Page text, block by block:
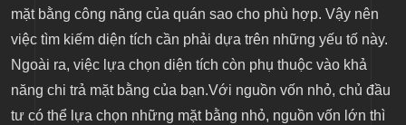
mặt bằng công năng của quán sao cho phù hợp. Vậy nên
việc tìm kiếm diện tích cần phải dựa trên những yếu tố này.
Ngoài ra, việc lựa chọn diện tích còn phụ thuộc vào khả
năng chi trả mặt bằng của bạn.Với nguồn vốn nhỏ, chủ đầu
tư có thể lựa chọn những mặt bằng nhỏ, nguồn vốn lớn thì